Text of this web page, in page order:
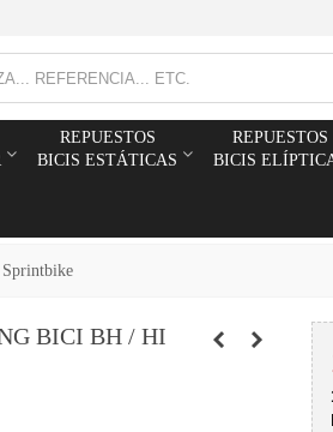
REPUESTOS
BICIS ESTÁTICAS
REPUESTOS
BICIS
BICI BH / HI